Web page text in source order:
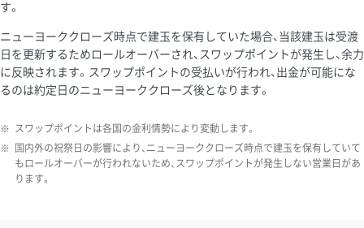
す。
ニューヨーククローズ時点で建玉を保有していた場合、当該建玉は受渡
日を更新するためロールオーバーされ、スワップポイントが発生し、余力
に反映されます。スワップポイントの受払いが行われ、出金が可能にな
るのは約定日のニューヨーククローズ後となります。
※ スワップポイントは各国の金利情勢により変動します。
※
国内外の祝祭日の影響により、ニューヨーククローズ時点で建玉を保有していて
もロールオーバーが行われないため、スワップポイントが発生しない営業日があ
ります。